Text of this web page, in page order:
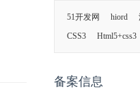
51开发网 hiord
CSS3
Html5+css3
备案信息